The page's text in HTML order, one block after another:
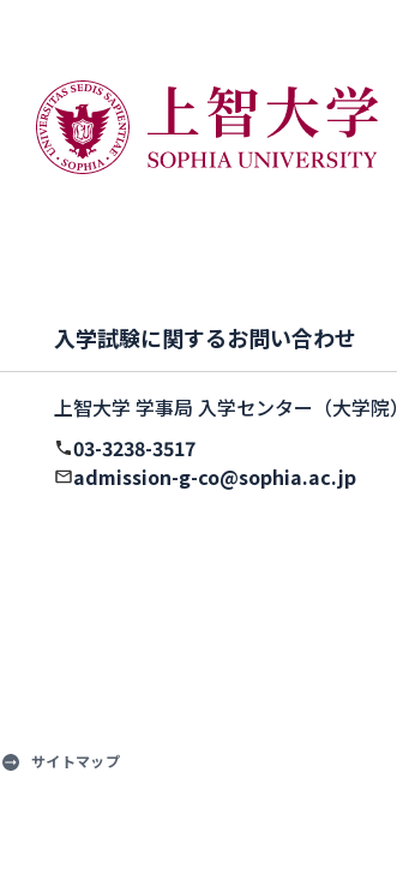
入学試験に関するお問い合わせ
上智大学 学事局 入学センター（大学院）
03-3238-3517
admission-g-co@sophia.ac.jp
サイトマップ